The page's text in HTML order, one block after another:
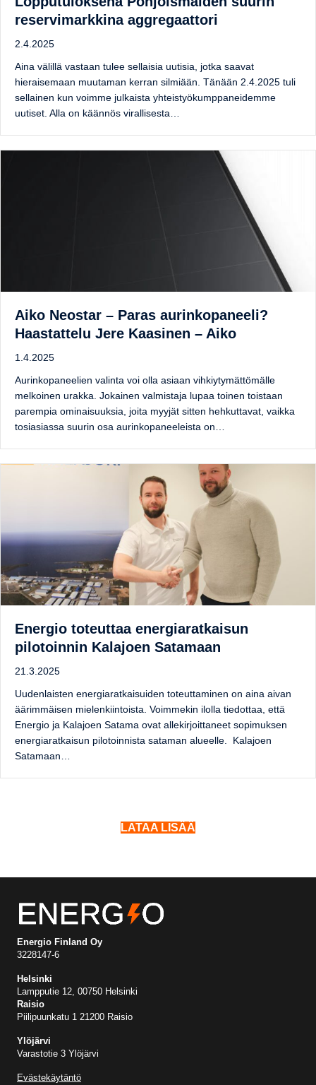
reservimarkkina aggregaattori
2.4.2025
Aina välillä vastaan tulee sellaisia uutisia, jotka saavat
hieraisemaan muutaman kerran silmiään. Tänään 2.4.2025 tuli
sellainen kun voimme julkaista yhteistyökumppaneidemme
uutiset. Alla on käännös virallisesta…
Aiko Neostar – Paras aurinkopaneeli?
Haastattelu Jere Kaasinen – Aiko
1.4.2025
Aurinkopaneelien valinta voi olla asiaan vihkiytymättömälle
melkoinen urakka. Jokainen valmistaja lupaa toinen toistaan
parempia ominaisuuksia, joita myyjät sitten hehkuttavat, vaikka
tosiasiassa suurin osa aurinkopaneeleista on…
Energio toteuttaa energiaratkaisun
pilotoinnin Kalajoen Satamaan
21.3.2025
Uudenlaisten energiaratkaisuiden toteuttaminen on aina aivan
äärimmäisen mielenkiintoista. Voimmekin ilolla tiedottaa, että
Energio ja Kalajoen Satama ovat allekirjoittaneet sopimuksen
energiaratkaisun pilotoinnista sataman alueelle. Kalajoen
Satamaan…
LATAA LISÄÄ
Energio Finland Oy
3228147-6
Helsinki
Lampputie 12, 00750 Helsinki
Raisio
Piilipuunkatu 1 21200 Raisio
Ylöjärvi
Varastotie 3 Ylöjärvi
Evästekäytäntö